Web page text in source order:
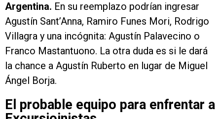
Argentina. En su reemplazo podrían ingresar
Agustín Sant’Anna, Ramiro Funes Mori, Rodrigo
Villagra y una incógnita: Agustín Palavecino o
Franco Mastantuono. La otra duda es si le dará
la chance a Agustín Ruberto en lugar de Miguel
Ángel Borja.
El probable equipo para enfrentar a